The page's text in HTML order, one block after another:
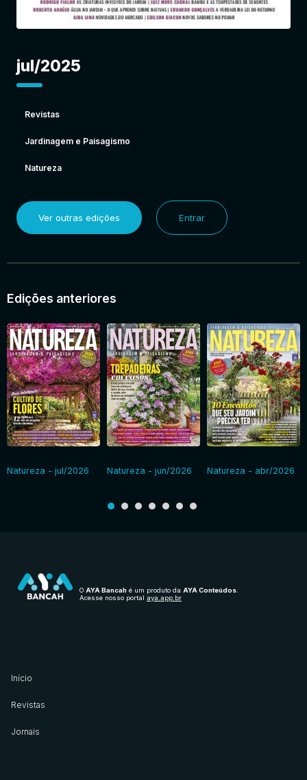
jul/2025
Revistas
Jardinagem e Paisagismo
Natureza
Ver outras edições Entrar
Edições anteriores
Natureza - jul/2026 Natureza - jun/2026 Natureza - abr/2026
O AYA Bancah é um produto da AYA Conteúdos
Acesse nosso portal aya.app.br
Início
Revistas
Jornais